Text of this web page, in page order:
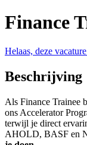
Finance
Helaas, deze
Beschrijving
Als Finance Trainee
ons Accelerator
terwijl je direct
AHOLD, BASF en